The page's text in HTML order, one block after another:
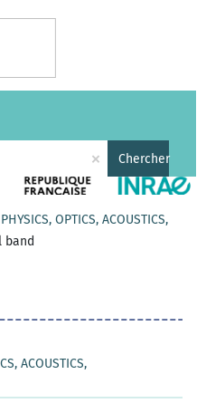
× Chercher
OPTICS, ACOUSTICS,
band
ACOUSTICS,